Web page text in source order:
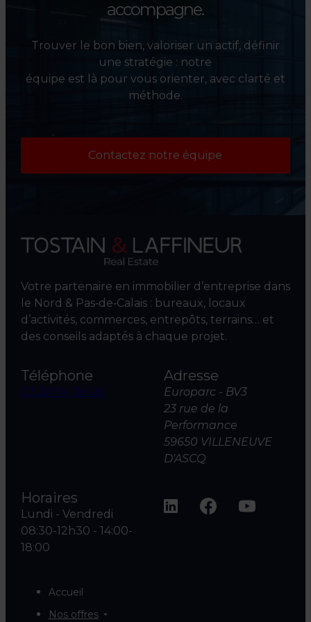
accompagne.
Trouver le bon bien, valoriser un actif, définir
une stratégie : notre
équipe est là pour vous orienter, avec clarté et
méthode.
Contactez notre équipe
Votre partenaire en immobilier d’entreprise dans
le Nord & Pas‑de‑Calais : bureaux, locaux
d’activités, commerces, entrepôts, terrains… et
des conseils adaptés à chaque projet.
Téléphone
03 20 04 06 00
Adresse
Europarc - BV3
23 rue de la
Performance
59650 VILLENEUVE
D'ASCQ
Horaires
Lundi - Vendredi
08:30-12h30 - 14:00-
18:00
Accueil
Nos offres